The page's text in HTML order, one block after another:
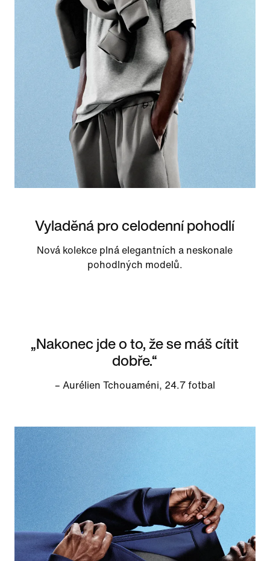
Vyladěná pro celodenní pohodlí
Nová kolekce plná elegantních a neskonale
pohodlných modelů.
„Nakonec jde o to, že se máš cítit
dobře.“
– Aurélien Tchouaméni, 24.7 fotbal